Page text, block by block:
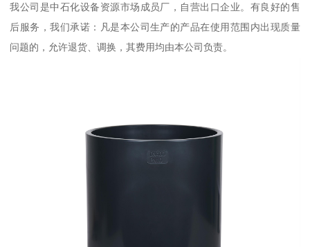
我公司是中石化设备资源市场成员厂，自营出口企业。有良好的售
后服务，我们承诺：凡是本公司生产的产品在使用范围内出现质量
问题的，允许退货、调换，其费用均由本公司负责。